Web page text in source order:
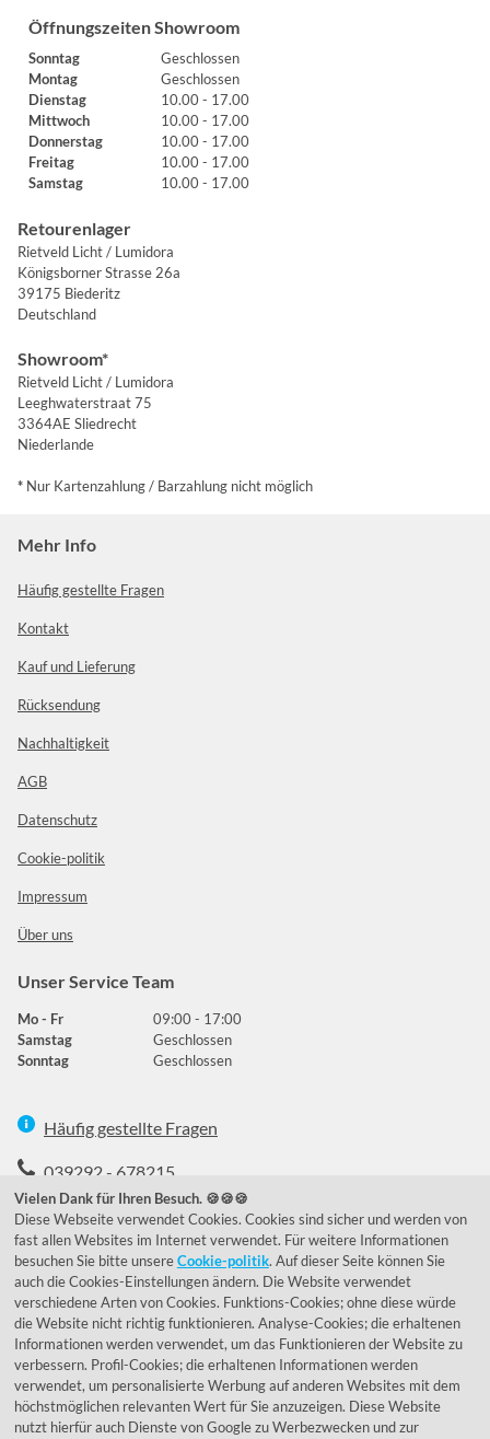
Öffnungszeiten Showroom
Sonntag
Geschlossen
Montag
Geschlossen
Dienstag
10.00 - 17.00
Mittwoch
10.00 - 17.00
Donnerstag
10.00 - 17.00
Freitag
10.00 - 17.00
Samstag
10.00 - 17.00
Retourenlager
Rietveld Licht / Lumidora
Königsborner Strasse 26a
39175 Biederitz
Deutschland
Showroom*
Rietveld Licht / Lumidora
Leeghwaterstraat 75
3364AE Sliedrecht
Niederlande
* Nur Kartenzahlung / Barzahlung nicht möglich
Mehr Info
Häufig gestellte Fragen
Kontakt
Kauf und Lieferung
Rücksendung
Nachhaltigkeit
AGB
Datenschutz
Cookie-politik
Impressum
Über uns
Unser Service Team
Mo - Fr
09:00 - 17:00
Samstag
Geschlossen
Sonntag
Geschlossen
Häufig gestellte Fragen
039292 - 678215
de@lumidora.com
FacebookInstagram
Kundenmeinungen
Exzellent - eKomi.de
Vielen Dank für Ihren Besuch. 🍪🍪🍪
Diese Webseite verwendet Cookies. Cookies sind sicher und werden von
fast allen Websites im Internet verwendet. Für weitere Informationen
besuchen Sie bitte unsereCookie-politik. Auf dieser Seite können Sie
auch die Cookies-Einstellungen ändern. Die Website verwendet
verschiedene Arten von Cookies. Funktions-Cookies; ohne diese würde
die Website nicht richtig funktionieren. Analyse-Cookies; die erhaltenen
Informationen werden verwendet, um das Funktionieren der Website zu
verbessern. Profil-Cookies; die erhaltenen Informationen werden
verwendet, um personalisierte Werbung auf anderen Websites mit dem
höchstmöglichen relevanten Wert für Sie anzuzeigen. Diese Website
nutzt hierfür auch Dienste von Google zu Werbezwecken und zur